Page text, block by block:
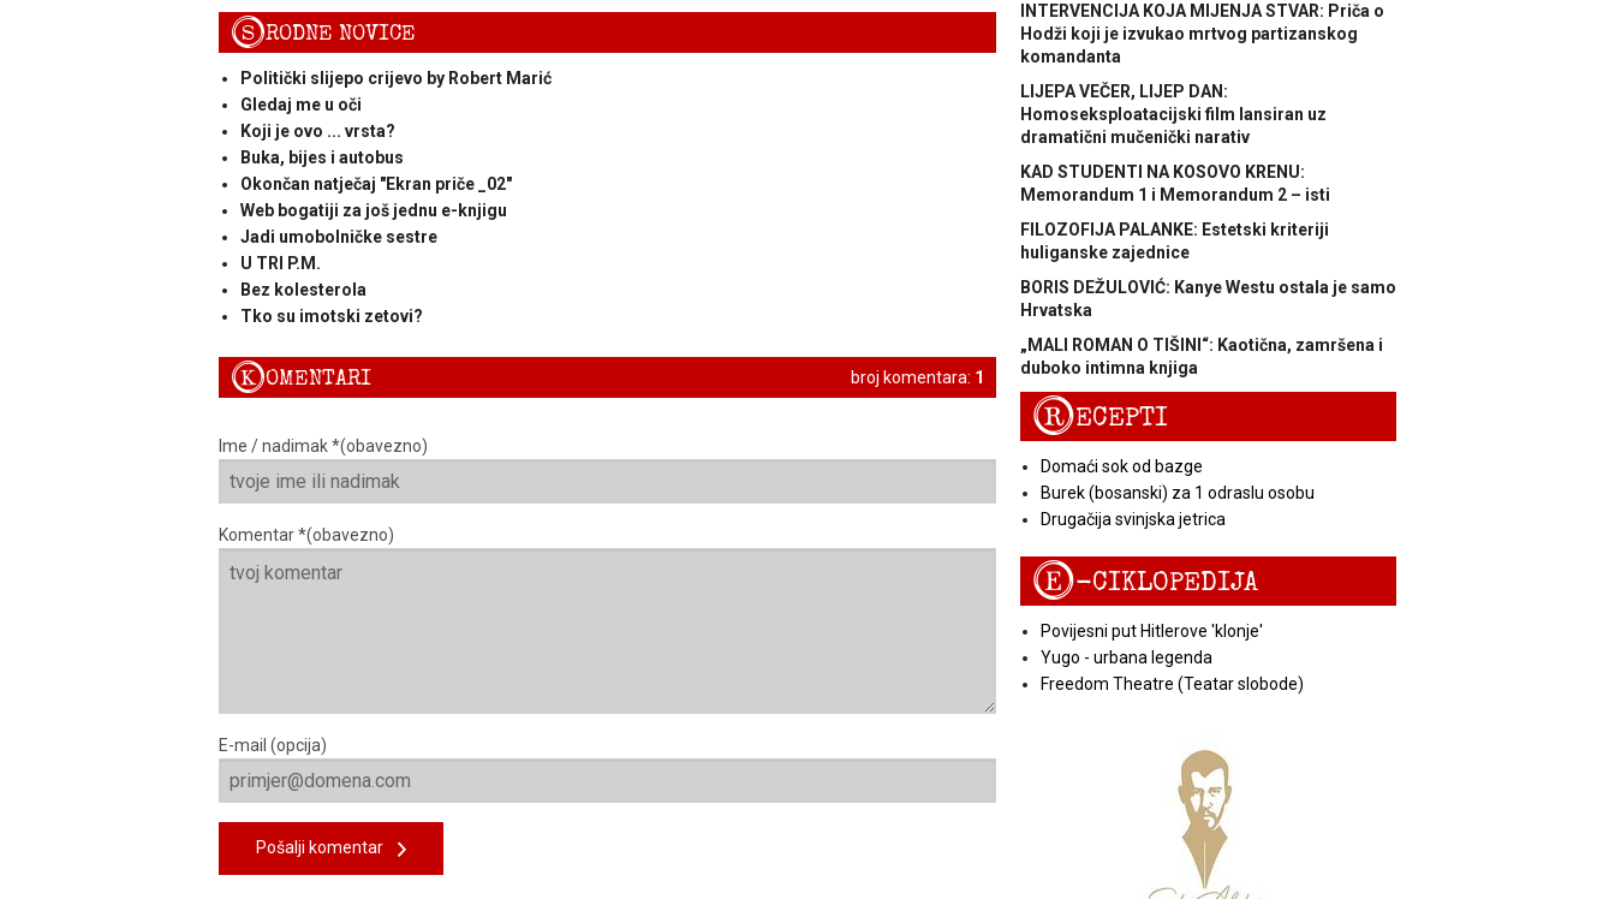
SRODNE NOVICE
Politički slijepo crijevo by Robert Marić
Gledaj me u oči
Koji je ovo ... vrsta?
Buka, bijes i autobus
Okončan natječaj "Ekran priče _02"
Web bogatiji za još jednu e-knjigu
Jadi umobolničke sestre
U TRI P.M.
Bez kolesterola
Tko su imotski zetovi?
broj komentara: 1
KOMENTARI
Ime / nadimak *(obavezno)
Komentar *(obavezno)
E-mail (opcija)
Pošalji komentar
INTERVENCIJA KOJA MIJENJA STVAR: Priča o
Hodži koji je izvukao mrtvog partizanskog
komandanta
LIJEPA VEČER, LIJEP DAN:
Homoseksploatacijski film lansiran uz
dramatični mučenički narativ
KAD STUDENTI NA KOSOVO KRENU:
Memorandum 1 i Memorandum 2 – isti
FILOZOFIJA PALANKE: Estetski kriteriji
huliganske zajednice
BORIS DEŽULOVIĆ: Kanye Westu ostala je samo
Hrvatska
„MALI ROMAN O TIŠINI“: Kaotična, zamršena i
duboko intimna knjiga
RECEPTI
Domaći sok od bazge
Burek (bosanski) za 1 odraslu osobu
Drugačija svinjska jetrica
E-CIKLOPEDIJA
Povijesni put Hitlerove 'klonje'
Yugo - urbana legenda
Freedom Theatre (Teatar slobode)